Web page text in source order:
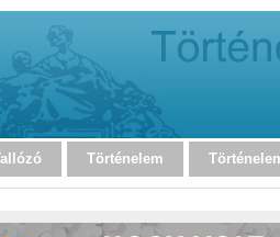
Történelem